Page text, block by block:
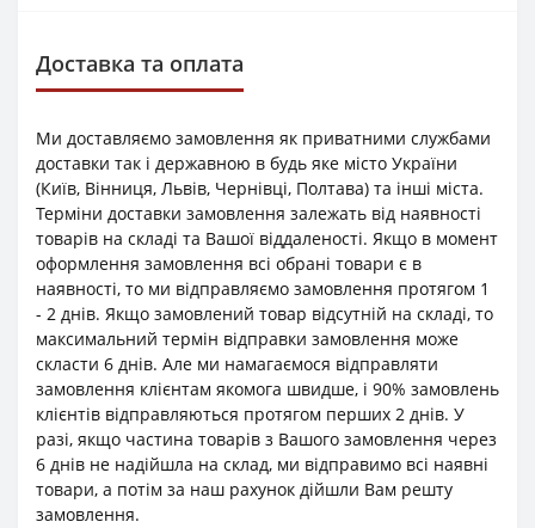
Доставка та оплата
Ми доставляємо замовлення як приватними службами
доставки так і державною в будь яке місто України
(Київ, Вінниця, Львів, Чернівці, Полтава) та інші міста.
Терміни доставки замовлення залежать від наявності
товарів на складі та Вашої віддаленості. Якщо в момент
оформлення замовлення всі обрані товари є в
наявності, то ми відправляємо замовлення протягом 1
- 2 днів. Якщо замовлений товар відсутній на складі, то
максимальний термін відправки замовлення може
скласти 6 днів. Але ми намагаємося відправляти
замовлення клієнтам якомога швидше, і 90% замовлень
клієнтів відправляються протягом перших 2 днів. У
разі, якщо частина товарів з Вашого замовлення через
6 днів не надійшла на склад, ми відправимо всі наявні
товари, а потім за наш рахунок дійшли Вам решту
замовлення.